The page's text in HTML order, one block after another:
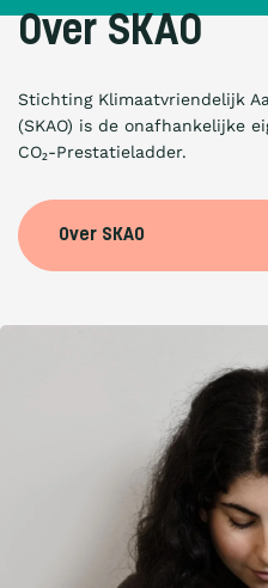
Over SKAO
Stichting Klimaatvriendelijk
(SKAO) is de onafhankelijke
CO₂-Prestatieladder.
Over SKAO